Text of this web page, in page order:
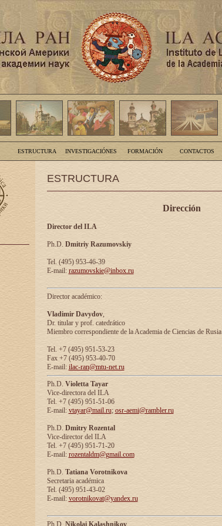
ESTRUCTURA INVESTIGACIÓNES FORMACIÓN CONTACTOS
ESTRUCTURA
Dirección
Director del ILA
Ph.D. Dmitriy Razumovskiy
Tel. (495) 953-46-39
E-mail: razumovskie@inbox.ru
Director académico:
Vladimir Davydov,
Dr. titular y prof. catedrático
Miembro correspondiente de la Academia de Ciencias de Rusia
Tel. +7 (495) 951-53-23
Fax +7 (495) 953-40-70
E-mail: ilac-ran@mtu-net.ru
Ph.D. Violetta Tayar
Vice-directora del ILA
Tel. +7 (495) 951-51-06
E-mail: vtayar@mail.ru; osr-aemi@rambler.ru
Ph.D. Dmitry Rozental
Vice-director del ILA
Tel. +7 (495) 951-71-20
E-mail: rozentaldm@gmail.com
Ph.D. Tatiana Vorotnikova
Secretaria académica
Tel. (495) 951-43-02
E-mail: vorotnikovat@yandex.ru
Ph.D. Nikolai Kalashnikov